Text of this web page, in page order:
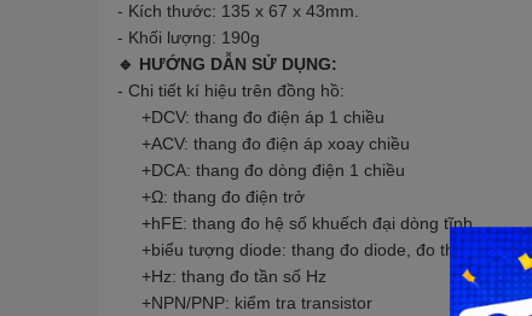
- Kích thước: 135 x 67 x 43mm.
- Khối lượng: 190g
🔹 HƯỚNG DẪN SỬ DỤNG:
- Chi tiết kí hiệu trên đồng hồ:
+DCV: thang đo điện áp 1 chiều
+ACV: thang đo điện áp xoay chiều
+DCA: thang đo dòng điện 1 chiều
+Ω: thang đo điện trở
+hFE: thang đo hệ số khuếch đại dòng tĩnh
+biểu tượng diode: thang đo diode, đo thông mạch
+Hz: thang đo tần số Hz
+NPN/PNP: kiểm tra transistor